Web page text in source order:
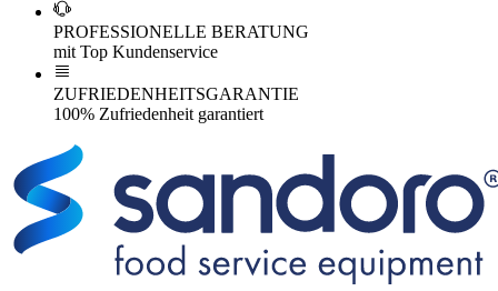
PROFESSIONELLE BERATUNG
mit Top Kundenservice
ZUFRIEDENHEITSGARANTIE
100% Zufriedenheit garantiert